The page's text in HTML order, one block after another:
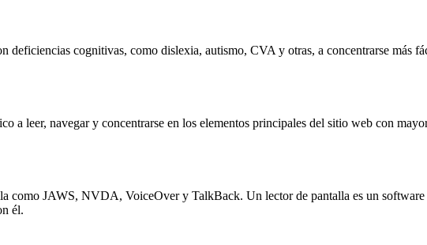
deficiencias cognitivas, como dislexia, autismo, CVA y otras, a concentrarse más
a leer, navegar y concentrarse en los elementos principales del sitio web con
como JAWS, NVDA, VoiceOver y TalkBack. Un lector de pantalla es un software
él.